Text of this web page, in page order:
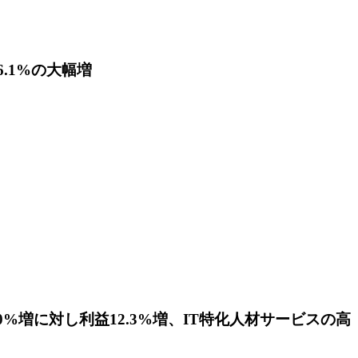
の大幅増
増に対し利益12.3%増、IT特化人材サービスの高